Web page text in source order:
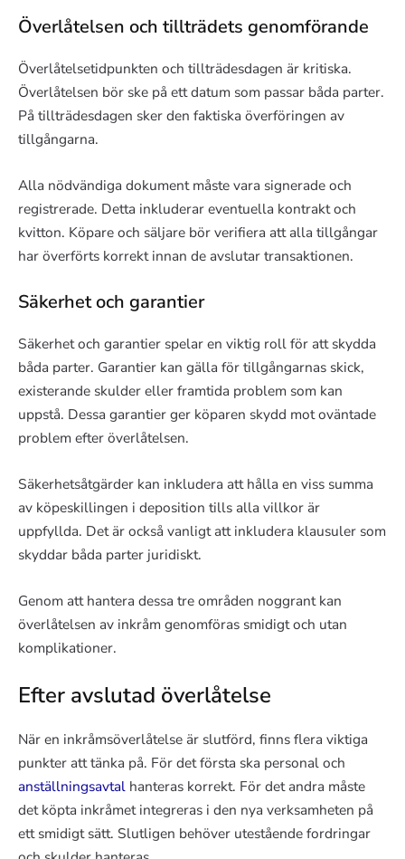
Överlåtelsen och tillträdets genomförande
Överlåtelsetidpunkten och tillträdesdagen är kritiska.
Överlåtelsen bör ske på ett datum som passar båda parter.
På tillträdesdagen sker den faktiska överföringen av
tillgångarna.
Alla nödvändiga dokument måste vara signerade och
registrerade. Detta inkluderar eventuella kontrakt och
kvitton. Köpare och säljare bör verifiera att alla tillgångar
har överförts korrekt innan de avslutar transaktionen.
Säkerhet och garantier
Säkerhet och garantier spelar en viktig roll för att skydda
båda parter. Garantier kan gälla för tillgångarnas skick,
existerande skulder eller framtida problem som kan
uppstå. Dessa garantier ger köparen skydd mot oväntade
problem efter överlåtelsen.
Säkerhetsåtgärder kan inkludera att hålla en viss summa
av köpeskillingen i deposition tills alla villkor är
uppfyllda. Det är också vanligt att inkludera klausuler som
skyddar båda parter juridiskt.
Genom att hantera dessa tre områden noggrant kan
överlåtelsen av inkråm genomföras smidigt och utan
komplikationer.
Efter avslutad överlåtelse
När en inkråmsöverlåtelse är slutförd, finns flera viktiga
punkter att tänka på. För det första ska personal och
anställningsavtal hanteras korrekt. För det andra måste
det köpta inkråmet integreras i den nya verksamheten på
ett smidigt sätt. Slutligen behöver utestående fordringar